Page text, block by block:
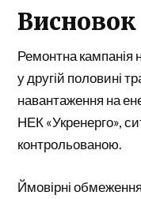
Висновок
Ремонтна кампанія
у другій половині
навантаження на
НЕК «Укренерго»,
контрольованою.
Ймовірні